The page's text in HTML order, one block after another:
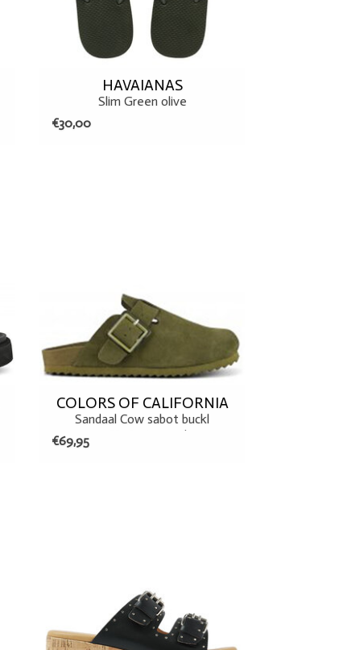
HAVAIANAS
Slim Green olive
€30,00
COLORS OF CALIFORNIA
Sandaal Cow sabot buckl
HCBIO086 Nmil
€69,95